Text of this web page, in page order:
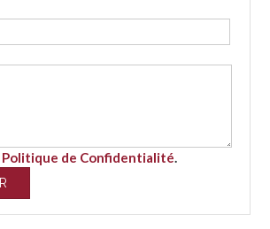
Politique de Confidentialité.